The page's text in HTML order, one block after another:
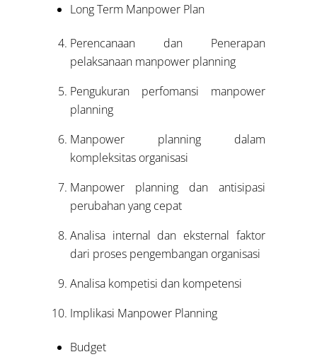
Long Term Manpower Plan
Perencanaan dan Penerapan
pelaksanaan manpower planning
Pengukuran perfomansi manpower
planning
Manpower planning dalam
kompleksitas organisasi
Manpower planning dan antisipasi
perubahan yang cepat
Analisa internal dan eksternal faktor
dari proses pengembangan organisasi
Analisa kompetisi dan kompetensi
Implikasi Manpower Planning
Budget